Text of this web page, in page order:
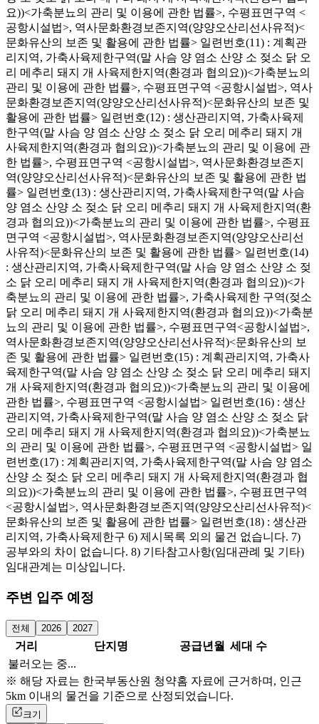
요))<가축분뇨의 관리 및 이용에 관한 법률>, 수평표면구역 <
공항시설법>, 역사문화환경보존지역(양양오산리선사유적)<
문화유산의 보존 및 활용에 관한 법률> 일련번호(11) : 계획관
리지역, 가축사육제한구역(말 사슴 양 염소 산양 소 젖소 닭 오
리 메추리 돼지 개 사육제한지역(환경과 협의요))<가축분뇨의
관리 및 이용에 관한 법률>, 수평표면구역 <공항시설법>, 역사
문화환경보존지역(양양오산리선사유적)<문화유산의 보존 및
활용에 관한 법률> 일련번호(12) : 생산관리지역, 가축사육제
한구역(말 사슴 양 염소 산양 소 젖소 닭 오리 메추리 돼지 개
사육제한지역(환경과 협의요))<가축분뇨의 관리 및 이용에 관
한 법률>, 수평표면구역 <공항시설법>, 역사문화환경보존지
역(양양오산리선사유적)<문화유산의 보존 및 활용에 관한 법
률> 일련번호(13) : 생산관리지역, 가축사육제한구역(말 사슴
양 염소 산양 소 젖소 닭 오리 메추리 돼지 개 사육제한지역(환
경과 협의요))<가축분뇨의 관리 및 이용에 관한 법률>, 수평표
면구역 <공항시설법>, 역사문화환경보존지역(양양오산리선
사유적)<문화유산의 보존 및 활용에 관한 법률> 일련번호(14)
: 생산관리지역, 가축사육제한구역(말 사슴 양 염소 산양 소 젖
소 닭 오리 메추리 돼지 개 사육제한지역(환경과 협의요))<가
축분뇨의 관리 및 이용에 관한 법률>, 가축사육제한 구역(젖소
닭 오리 메추리 돼지 개 사육제한지역(환경과 협의요))<가축분
뇨의 관리 및 이용에 관한 법률>, 수평표면구역<공항시설법>,
역사문화환경보존지역(양양오산리선사유적)<문화유산의 보
존 및 활용에 관한 법률> 일련번호(15) : 계획관리지역, 가축사
육제한구역(말 사슴 양 염소 산양 소 젖소 닭 오리 메추리 돼지
개 사육제한지역(환경과 협의요))<가축분뇨의 관리 및 이용에
관한 법률>, 수평표면구역 <공항시설법> 일련번호(16) : 생산
관리지역, 가축사육제한구역(말 사슴 양 염소 산양 소 젖소 닭
오리 메추리 돼지 개 사육제한지역(환경과 협의요))<가축분뇨
의 관리 및 이용에 관한 법률>, 수평표면구역 <공항시설법> 일
련번호(17) : 계획관리지역, 가축사육제한구역(말 사슴 양 염소
산양 소 젖소 닭 오리 메추리 돼지 개 사육제한지역(환경과 협
의요))<가축분뇨의 관리 및 이용에 관한 법률>, 수평표면구역
<공항시설법>, 역사문화환경보존지역(양양오산리선사유적)<
문화유산의 보존 및 활용에 관한 법률> 일련번호(18) : 생산관
리지역, 가축사육제한구 6) 제시목록 외의 물건 없습니다. 7)
공부와의 차이 없습니다. 8) 기타참고사항(임대관례 및 기타)
임대관계는 미상입니다.
주변 입주 예정
전체 2026 2027
거리 단지명 공급년월 세대 수
불러오는 중...
※ 해당 자료는 한국부동산원 청약홈 자료에 근거하며, 인근
5km 이내의 물건을 기준으로 산정되었습니다.
크기